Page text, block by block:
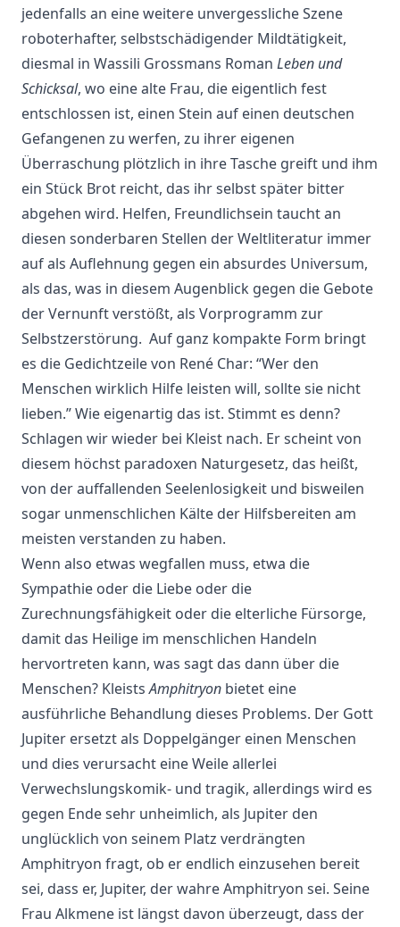
jedenfalls an eine weitere unvergessliche Szene
roboterhafter, selbstschädigender Mildtätigkeit,
diesmal in Wassili Grossmans Roman Leben und
Schicksal, wo eine alte Frau, die eigentlich fest
entschlossen ist, einen Stein auf einen deutschen
Gefangenen zu werfen, zu ihrer eigenen
Überraschung plötzlich in ihre Tasche greift und ihm
ein Stück Brot reicht, das ihr selbst später bitter
abgehen wird. Helfen, Freundlichsein taucht an
diesen sonderbaren Stellen der Weltliteratur immer
auf als Auflehnung gegen ein absurdes Universum,
als das, was in diesem Augenblick gegen die Gebote
der Vernunft verstößt, als Vorprogramm zur
Selbstzerstörung. Auf ganz kompakte Form bringt
es die Gedichtzeile von René Char: “Wer den
Menschen wirklich Hilfe leisten will, sollte sie nicht
lieben.” Wie eigenartig das ist. Stimmt es denn?
Schlagen wir wieder bei Kleist nach. Er scheint von
diesem höchst paradoxen Naturgesetz, das heißt,
von der auffallenden Seelenlosigkeit und bisweilen
sogar unmenschlichen Kälte der Hilfsbereiten am
meisten verstanden zu haben.
Wenn also etwas wegfallen muss, etwa die
Sympathie oder die Liebe oder die
Zurechnungsfähigkeit oder die elterliche Fürsorge,
damit das Heilige im menschlichen Handeln
hervortreten kann, was sagt das dann über die
Menschen? KleistsAmphitryon bietet eine
ausführliche Behandlung dieses Problems. Der Gott
Jupiter ersetzt als Doppelgänger einen Menschen
und dies verursacht eine Weile allerlei
Verwechslungskomik- und tragik, allerdings wird es
gegen Ende sehr unheimlich, als Jupiter den
unglücklich von seinem Platz verdrängten
Amphitryon fragt, ob er endlich einzusehen bereit
sei, dass er, Jupiter, der wahre Amphitryon sei. Seine
Frau Alkmene ist längst davon überzeugt, dass der